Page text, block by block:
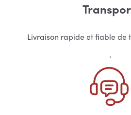
Livraison rapide et fiable de